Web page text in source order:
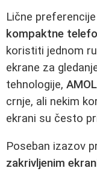
Lične
kompaktne
koristiti jednom
ekrane za
tehnologije,
crnje, ali nekim
ekrani su često
Poseban izazov
zakrivljenim